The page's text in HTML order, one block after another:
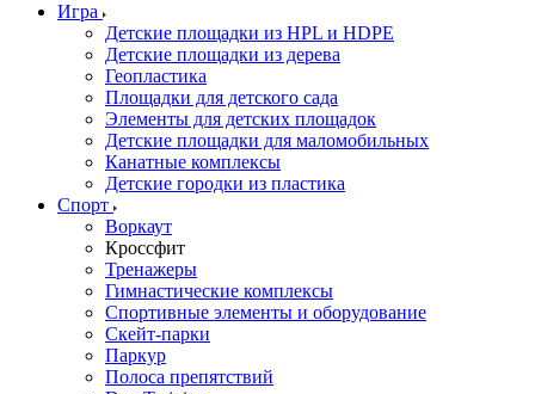
Игра
Детские площадки из HPL и HDPE
Детские площадки из дерева
Геопластика
Площадки для детского сада
Элементы для детских площадок
Детские площадки для маломобильных
Канатные комплексы
Детские городки из пластика
Спорт
Воркаут
Кроссфит
Тренажеры
Гимнастические комплексы
Спортивные элементы и оборудование
Скейт-парки
Паркур
Полоса препятствий